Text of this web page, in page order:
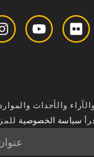
والأحداث
سياسة الخصوصية